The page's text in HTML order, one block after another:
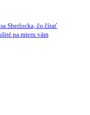
Sherlocka, čo čítať
na mieru vám